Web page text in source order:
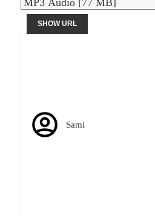
SHOW URL
Sami